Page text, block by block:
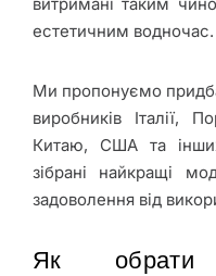
естетичним водночас.
Ми пропонуємо
виробників Італії,
Китаю, США та
зібрані найкращі
задоволення від
Як